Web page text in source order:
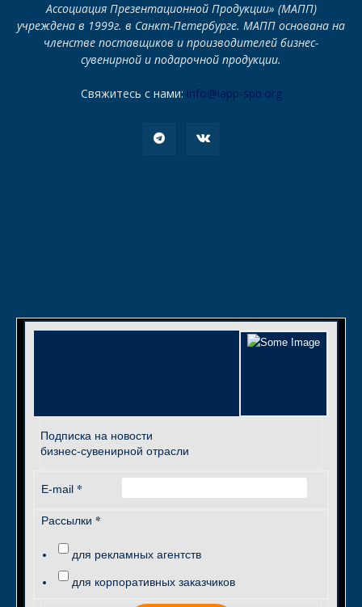
Ассоциация Презентационной Продукции» (МАПП)
учреждена в 1999г. в Санкт-Петербурге. МАПП основана на
членстве поставщиков и производителей бизнес-
сувенирной и подарочной продукции.
Свяжитесь с нами: info@iapp-spb.org
Подписка на новости
бизнес-сувенирной отрасли
E-mail *
Рассылки *
для рекламных агентств
для корпоративных заказчиков